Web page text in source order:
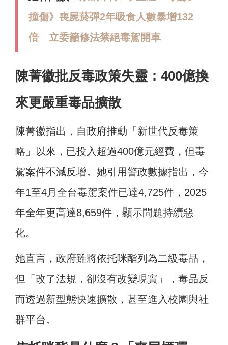
撞傷》喪屍菸彈2年吸食人數暴增132
倍 立委籲修法禁絕毒駕開車
陳菁徽批反毒政策失靈：400億換
來更嚴重毒品擴散
陳菁徽指出，自政府推動「新世代反毒策
略」以來，已投入超過400億元經費，但毒
駕案件不減反增。她引用警政數據指出，今
年1至4月全台毒駕案件已達4,725件，2025
年全年更高達8,659件，顯示問題持續惡
化。
她直言，政府雖將依托咪酯列為二級毒品，
但「改了法規，卻沒有改變現實」，毒品反
而透過新型態快速擴散，甚至進入校園與社
群平台。